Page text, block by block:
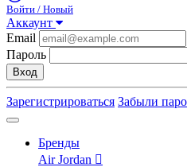
Войти / Новый
Аккаунт
Email
Пароль
Вход
Зарегистрироваться Забыли
Бренды
Air Jordan